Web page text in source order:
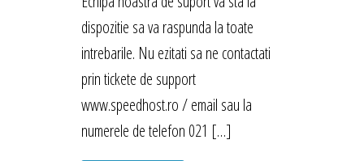
dispozitie sa va raspunda la toate
intrebarile. Nu ezitati sa ne contactati
prin tickete de support
www.speedhost.ro / email sau la
numerele de telefon 021 […]